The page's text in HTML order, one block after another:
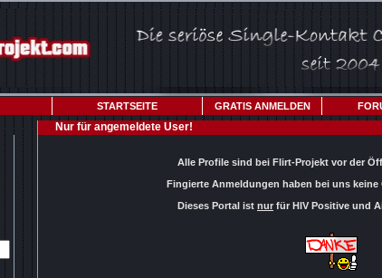
STARTSEITE GRATIS ANMELDEN
Nur für angemeldete User!
Alle Profile sind bei Flirt-Projekt vor der
Fingierte Anmeldungen haben bei uns keine
Dieses Portal ist nur für HIV Positive und